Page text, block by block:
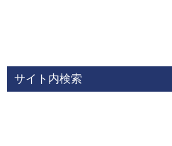
サイト内検索